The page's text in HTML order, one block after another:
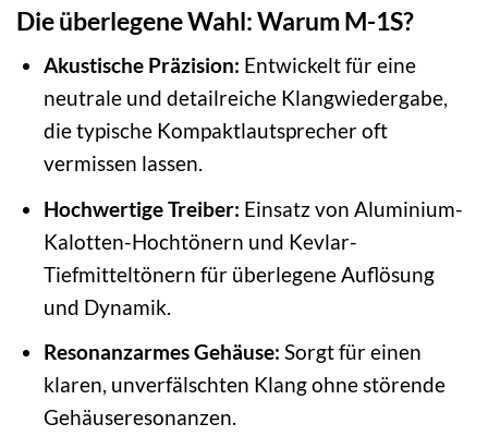
Die überlegene Wahl: Warum M-1S?
Akustische Präzision: Entwickelt für eine
neutrale und detailreiche Klangwiedergabe,
die typische Kompaktlautsprecher oft
vermissen lassen.
Hochwertige Treiber: Einsatz von Aluminium-
Kalotten-Hochtönern und Kevlar-
Tiefmitteltönern für überlegene Auflösung
und Dynamik.
Resonanzarmes Gehäuse: Sorgt für einen
klaren, unverfälschten Klang ohne störende
Gehäuseresonanzen.